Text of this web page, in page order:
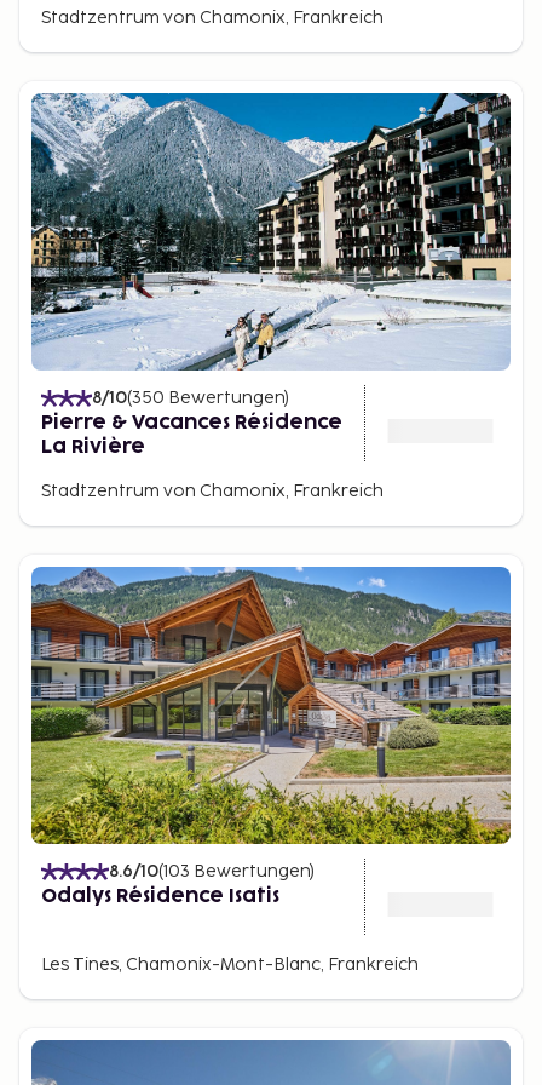
Autos helfen. Es besteht auch die Möglichkeit, einen
Bus (ca. 2 Std.) direkt vom Flughafen Genf zu
sicher, dass Sie genügend Zeit für den Rückflug
einplanen. Eine Anreise mit dem Zug nach Chamonix
ist ebenfalls möglich:SNCF.
Stadtzentrum von Chamonix, Frankreich
8/10(350 Bewertungen)
Pierre & Vacances Résidence
La Rivière
Stadtzentrum von Chamonix, Frankreich
8.6/10(103 Bewertungen)
Odalys Résidence Isatis
Les Tines, Chamonix-Mont-Blanc, Frankreich